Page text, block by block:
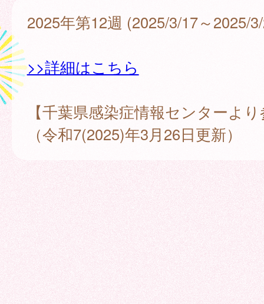
2025年第12週 (2025/3/17～2025/
>>詳細はこちら
【千葉県感染症情報センターよ
（令和7(2025)年3月26日更新）